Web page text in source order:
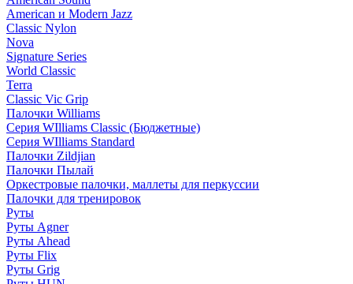
American и Modern Jazz
Classic Nylon
Nova
Signature Series
World Classic
Terra
Classic Vic Grip
Палочки Williams
Серия WIlliams Classic (Бюджетные)
Серия WIlliams Standard
Палочки Zildjian
Палочки Пылай
Оркестровые палочки, маллеты для перкуссии
Палочки для тренировок
Руты
Руты Agner
Руты Ahead
Руты Flix
Руты Grig